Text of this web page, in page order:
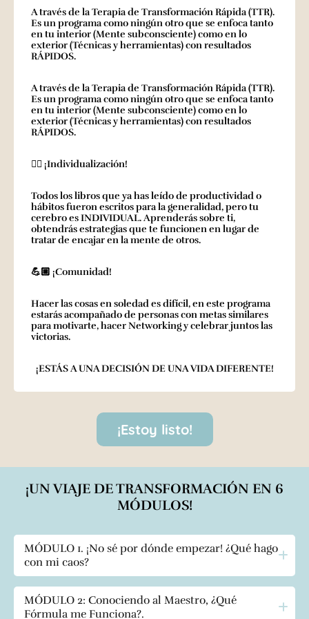
A través de la Terapia de Transformación Rápida (TTR).
Es un programa como ningún otro que se enfoca tanto
en tu interior (Mente subconsciente) como en lo
exterior (Técnicas y herramientas) con resultados
RÁPIDOS.
A través de la Terapia de Transformación Rápida (TTR).
Es un programa como ningún otro que se enfoca tanto
en tu interior (Mente subconsciente) como en lo
exterior (Técnicas y herramientas) con resultados
RÁPIDOS.
✋🏼 ¡Individualización!
Todos los libros que ya has leído de productividad o
hábitos fueron escritos para la generalidad, pero tu
cerebro es INDIVIDUAL. Aprenderás sobre ti,
obtendrás estrategias que te funcionen en lugar de
tratar de encajar en la mente de otros.
💪🏼 ¡Comunidad!
Hacer las cosas en soledad es difícil, en este programa
estarás acompañado de personas con metas similares
para motivarte, hacer Networking y celebrar juntos las
victorias.
¡ESTÁS A UNA DECISIÓN DE UNA VIDA DIFERENTE!
¡Estoy listo!
¡UN VIAJE DE TRANSFORMACIÓN EN 6
MÓDULOS!
MÓDULO 1. ¡No sé por dónde empezar! ¿Qué hago
con mi caos?
Explorarás las estrategias esenciales para abordar
el caos y la falta de dirección en tu vida.
MÓDULO 2: Conociendo al Maestro, ¿Qué
Fórmula me Funciona?.